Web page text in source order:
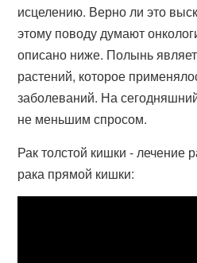
исцелению. Верно ли это
этому поводу думают
описано ниже. Полынь
растений, которое
заболеваний. На
не меньшим спросом.
Рак толстой кишки - лечение
рака прямой кишки: